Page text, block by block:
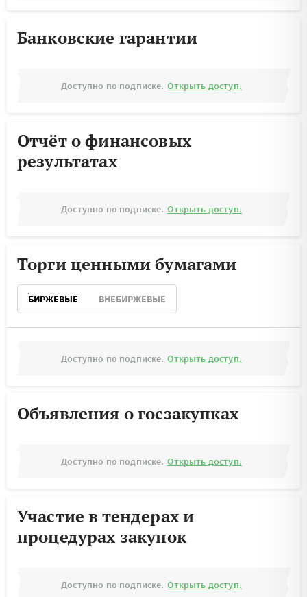
Банковские гарантии
Доступно по подписке. Открыть доступ.
Отчёт о финансовых
результатах
Доступно по подписке. Открыть доступ.
Торги ценными бумагами
БИРЖЕВЫЕ ВНЕБИРЖЕВЫЕ
Доступно по подписке. Открыть доступ.
Объявления о госзакупках
Доступно по подписке. Открыть доступ.
Участие в тендерах и
процедурах закупок
Доступно по подписке. Открыть доступ.